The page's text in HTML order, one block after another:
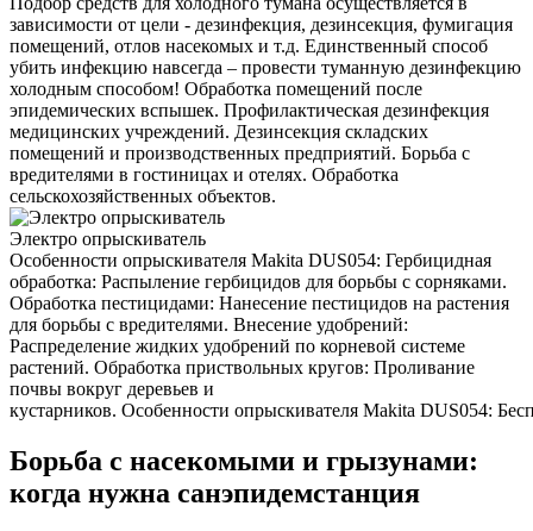
зависимости от цели - дезинфекция, дезинсекция, фумигация
помещений, отлов насекомых и т.д. Единственный способ
убить инфекцию навсегда – провести туманную дезинфекцию
холодным способом! Обработка помещений после
эпидемических вспышек. Профилактическая дезинфекция
медицинских учреждений. Дезинсекция складских
помещений и производственных предприятий. Борьба с
вредителями в гостиницах и отелях. Обработка
сельскохозяйственных объектов.
Электро опрыскиватель
Особенности опрыскивателя Makita DUS054: Гербицидная
обработка: Распыление гербицидов для борьбы с сорняками.
Обработка пестицидами: Нанесение пестицидов на растения
для борьбы с вредителями. Внесение удобрений:
Распределение жидких удобрений по корневой системе
растений. Обработка приствольных кругов: Проливание
почвы вокруг деревьев и
кустарников. Особенности опрыскивателя Makita DUS054:
Борьба с насекомыми и грызунами:
когда нужна санэпидемстанция